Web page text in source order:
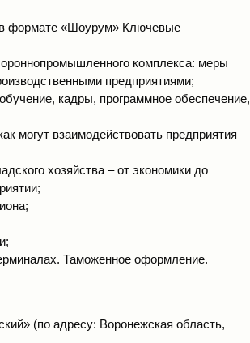
в формате «Шоурум» Ключевые
комплекса: меры
предприятиями;
кадры, программное обеспечение,
могут взаимодействовать предприятия
хозяйства – от экономики до
Таможенное оформление.
(по адресу: Воронежская область,